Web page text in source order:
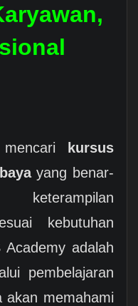
kursus
yang benar-
keterampilan
kebutuhan
adalah
pembelajaran
akan memahami